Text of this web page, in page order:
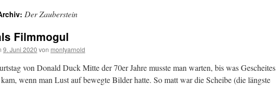
Der Zauberstein
Filmmogul
9. Juni 2020 von montyarnold
von Donald Duck Mitte der 70er Jahre musste man warten, bis was Gescheites
wenn man Lust auf bewegte Bilder hatte. So matt war die Scheibe (die längste